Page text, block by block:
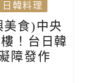
日韓料理
美食)中央
！台日韓
障發作